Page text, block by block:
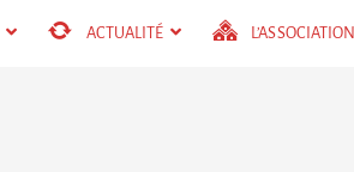
ACTUALITÉ L’ASSOCIATION